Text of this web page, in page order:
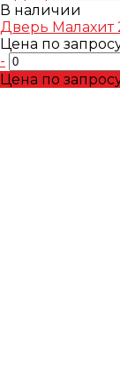
В наличии
Дверь Малахит
Цена по
-
Цена по